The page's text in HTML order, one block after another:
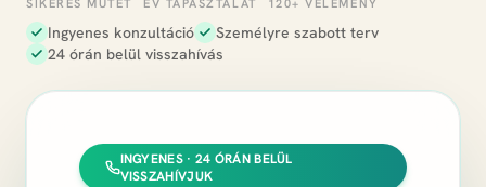
SIKERES MŰTÉT ÉV TAPASZTALAT 120+ VÉLEMÉNY
Ingyenes konzultáció
Személyre szabott terv
24 órán belül visszahívás
INGYENES · 24 ÓRÁN BELÜL
VISSZAHÍVJUK